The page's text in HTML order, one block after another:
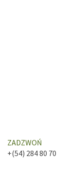
ZADZWOŃ
+(54) 284 80 70